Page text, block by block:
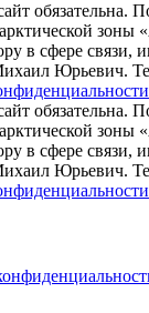
обязательна.
в сфере
Юрьевич.
обязательна.
в сфере
Юрьевич.